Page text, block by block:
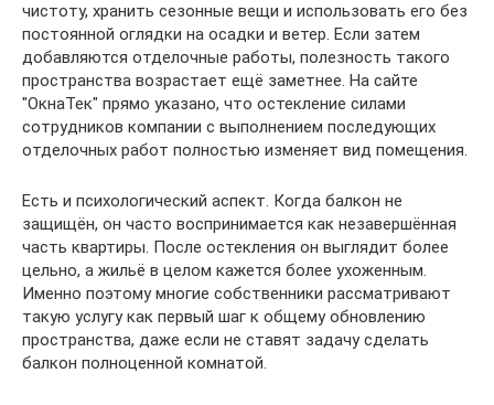
чистоту, хранить сезонные вещи и использовать его без
постоянной оглядки на осадки и ветер. Если затем
добавляются отделочные работы, полезность такого
пространства возрастает ещё заметнее. На сайте
"ОкнаТек" прямо указано, что остекление силами
сотрудников компании с выполнением последующих
отделочных работ полностью изменяет вид помещения.
Есть и психологический аспект. Когда балкон не
защищён, он часто воспринимается как незавершённая
часть квартиры. После остекления он выглядит более
цельно, а жильё в целом кажется более ухоженным.
Именно поэтому многие собственники рассматривают
такую услугу как первый шаг к общему обновлению
пространства, даже если не ставят задачу сделать
балкон полноценной комнатой.